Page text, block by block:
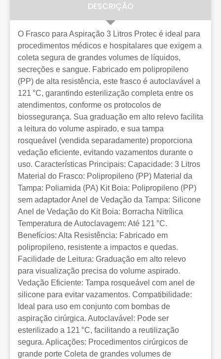
DESCRIÇÃO
O Frasco para Aspiração 3 Litros Protec é ideal para
procedimentos médicos e hospitalares que exigem a
coleta segura de grandes volumes de líquidos,
secreções e sangue. Fabricado em polipropileno
(PP) de alta resistência, este frasco é autoclavável a
121 °C, garantindo esterilização completa entre os
atendimentos, conforme os protocolos de
biossegurança. Sua graduação em alto relevo facilita
a leitura do volume aspirado, e sua tampa
rosqueável (vendida separadamente) proporciona
vedação eficiente, evitando vazamentos durante o
uso. Características Principais: Capacidade: 3 Litros
Material do Frasco: Polipropileno (PP) Material da
Tampa: Poliamida (PA) Kit Boia: Polipropileno (PP)
sem adaptador Anel de Vedação da Tampa: Silicone
Anel de Vedação do Kit Boia: Borracha Nitrílica
Temperatura de Autoclavagem: Até 121 °C.
Benefícios: Alta Resistência: Fabricado em
polipropileno, resistente a impactos e quedas.
Facilidade de Leitura: Graduação em alto relevo
para visualização precisa do volume aspirado.
Vedação Eficiente: Tampa rosqueável com anel de
silicone para evitar vazamentos. Compatibilidade:
Ideal para uso em conjunto com bombas de
aspiração cirúrgica. Autoclavável: Pode ser
esterilizado a 121 °C, facilitando a reutilização
segura. Aplicações: Procedimentos cirúrgicos de
grande porte Coleta de grandes volumes de